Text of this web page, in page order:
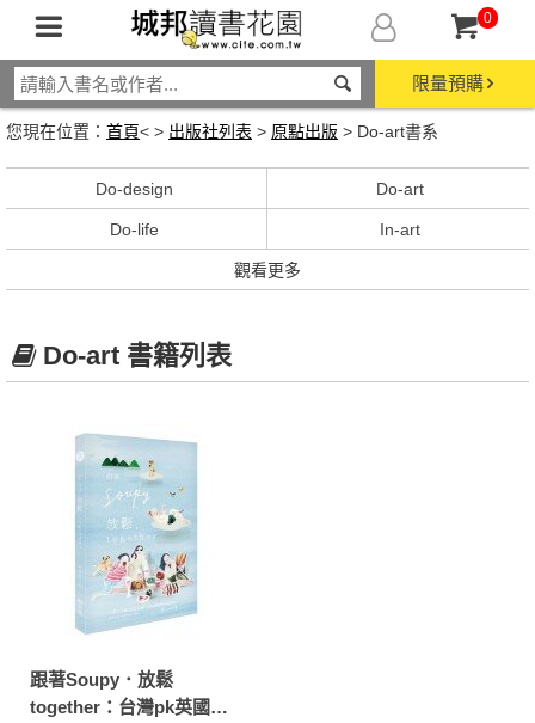
0
限量預購
您現在位置： 首頁< > 出版社列表 > 原點出版 > Do-art書系
Do-design Do-art
Do-life In-art
觀看更多
Do-art 書籍列表
跟著Soupy．放鬆
together：台灣pk英國的